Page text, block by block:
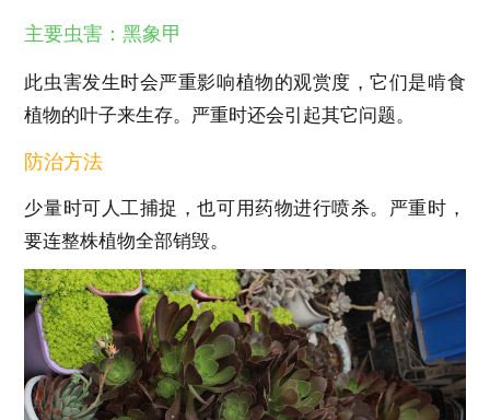
主要虫害：黑象甲
此虫害发生时会严重影响植物的观赏度，它们是啃食
植物的叶子来生存。严重时还会引起其它问题。
防治方法
少量时可人工捕捉，也可用药物进行喷杀。严重时，
要连整株植物全部销毁。